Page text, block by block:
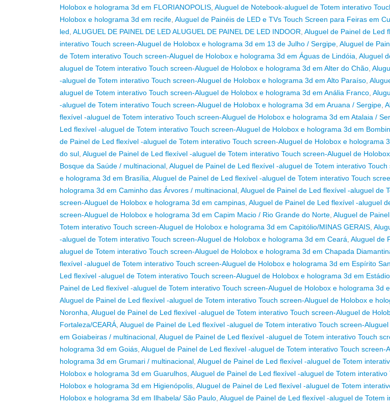
Holobox e holograma 3d em FLORIANOPOLIS, Aluguel de Notebook-aluguel de Totem interativo
Holobox e holograma 3d em recife, Aluguel de Painéis de LED e TVs Touch Screen para Feiras em
led, ALUGUEL DE PAINEL DE LED ALUGUEL DE PAINEL DE LED INDOOR, Aluguel de Painel de Led
interativo Touch screen-Aluguel de Holobox e holograma 3d em 13 de Julho / Sergipe, Aluguel de
de Totem interativo Touch screen-Aluguel de Holobox e holograma 3d em Águas de Lindóia, Aluguel
aluguel de Totem interativo Touch screen-Aluguel de Holobox e holograma 3d em Alter do Chão,
-aluguel de Totem interativo Touch screen-Aluguel de Holobox e holograma 3d em Alto Paraíso,
aluguel de Totem interativo Touch screen-Aluguel de Holobox e holograma 3d em Anália Franco,
-aluguel de Totem interativo Touch screen-Aluguel de Holobox e holograma 3d em Aruana / Sergipe,
flexível -aluguel de Totem interativo Touch screen-Aluguel de Holobox e holograma 3d em Atalaia /
Led flexível -aluguel de Totem interativo Touch screen-Aluguel de Holobox e holograma 3d em
de Painel de Led flexível -aluguel de Totem interativo Touch screen-Aluguel de Holobox e holograma
do sul, Aluguel de Painel de Led flexível -aluguel de Totem interativo Touch screen-Aluguel de
Bosque da Saúde / multinacional, Aluguel de Painel de Led flexível -aluguel de Totem interativo
e holograma 3d em Brasília, Aluguel de Painel de Led flexível -aluguel de Totem interativo Touch
holograma 3d em Caminho das Árvores / multinacional, Aluguel de Painel de Led flexível -aluguel de
screen-Aluguel de Holobox e holograma 3d em campinas, Aluguel de Painel de Led flexível -aluguel
screen-Aluguel de Holobox e holograma 3d em Capim Macio / Rio Grande do Norte, Aluguel de
Totem interativo Touch screen-Aluguel de Holobox e holograma 3d em Capitólio/MINAS GERAIS,
-aluguel de Totem interativo Touch screen-Aluguel de Holobox e holograma 3d em Ceará, Aluguel de
aluguel de Totem interativo Touch screen-Aluguel de Holobox e holograma 3d em Chapada
flexível -aluguel de Totem interativo Touch screen-Aluguel de Holobox e holograma 3d em Espírito
Led flexível -aluguel de Totem interativo Touch screen-Aluguel de Holobox e holograma 3d em
Painel de Led flexível -aluguel de Totem interativo Touch screen-Aluguel de Holobox e holograma 3d
Aluguel de Painel de Led flexível -aluguel de Totem interativo Touch screen-Aluguel de Holobox e
Noronha, Aluguel de Painel de Led flexível -aluguel de Totem interativo Touch screen-Aluguel de
Fortaleza/CEARÁ, Aluguel de Painel de Led flexível -aluguel de Totem interativo Touch screen-
em Goiabeiras / multinacional, Aluguel de Painel de Led flexível -aluguel de Totem interativo Touch
holograma 3d em Goiás, Aluguel de Painel de Led flexível -aluguel de Totem interativo Touch screen-
holograma 3d em Grumari / multinacional, Aluguel de Painel de Led flexível -aluguel de Totem
Holobox e holograma 3d em Guarulhos, Aluguel de Painel de Led flexível -aluguel de Totem
Holobox e holograma 3d em Higienópolis, Aluguel de Painel de Led flexível -aluguel de Totem
Holobox e holograma 3d em Ilhabela/ São Paulo, Aluguel de Painel de Led flexível -aluguel de Totem